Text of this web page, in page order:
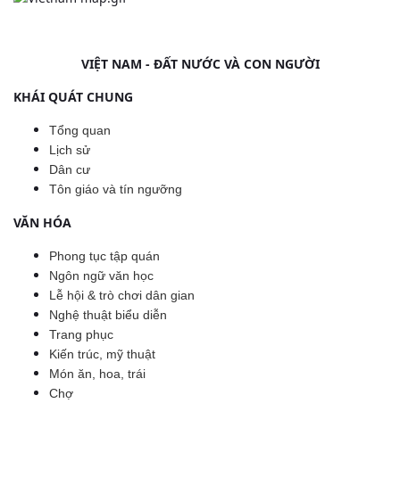
VIỆT NAM - ĐẤT NƯỚC VÀ CON NGƯỜI
KHÁI QUÁT CHUNG
Tổng quan
Lịch sử
Dân cư
Tôn giáo và tín ngưỡng
VĂN HÓA
Phong tục tập quán
Ngôn ngữ văn học
Lễ hội & trò chơi dân gian
Nghệ thuật biểu diễn
Trang phục
Kiến trúc, mỹ thuật
Món ăn, hoa, trái
Chợ